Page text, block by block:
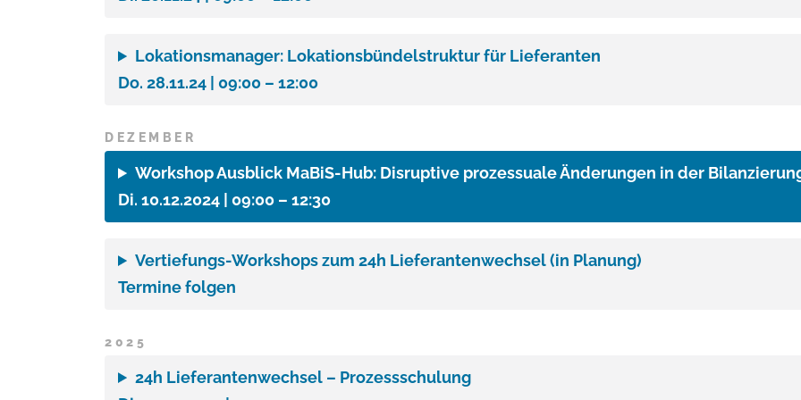
Lokationsmanager: Lokationsbündelstruktur für Lieferanten
Do. 28.11.24 | 09:00 – 12:00
DEZEMBER
Workshop Ausblick MaBiS-Hub: Disruptive prozessuale Änderungen in der
Di. 10.12.2024 | 09:00 – 12:30
Vertiefungs-Workshops zum 24h Lieferantenwechsel(in Planung)
Termine folgen
2025
24h Lieferantenwechsel – Prozessschulung